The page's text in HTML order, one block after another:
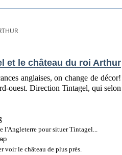
et le château du roi Arthur
anglaises, on change de décor!
ouest. Direction Tintagel, qui selon
l'Angleterre pour situer Tintagel...
voir le château de plus près.